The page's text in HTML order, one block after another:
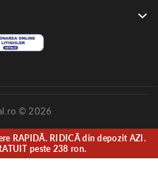
© 2026
RAPIDĂ. RIDICĂ din depozit AZI.
peste 238 ron.